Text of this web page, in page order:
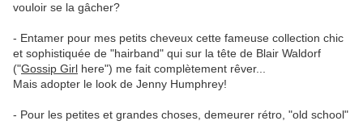
vouloir se la gâcher?
- Entamer pour mes petits cheveux cette fameuse collection chic
et sophistiquée de "hairband" qui sur la tête de Blair Waldorf
("Gossip Girl here") me fait complètement rêver...
Mais adopter le look de Jenny Humphrey!
- Pour les petites et grandes choses, demeurer rétro, "old school"